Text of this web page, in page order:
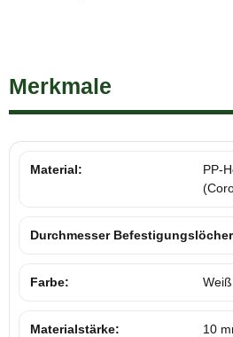
Merkmale
Material:
PP-
Durchmesser
Farbe: Weiß
Materialstärke: 10